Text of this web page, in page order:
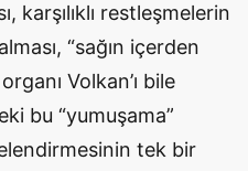
karşılıklı restleşmelerin
“sağın içerden
Volkan’ı bile
bu “yumuşama”
tek bir